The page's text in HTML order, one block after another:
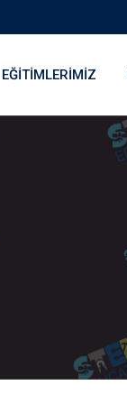
EĞITIMLERIMIZ